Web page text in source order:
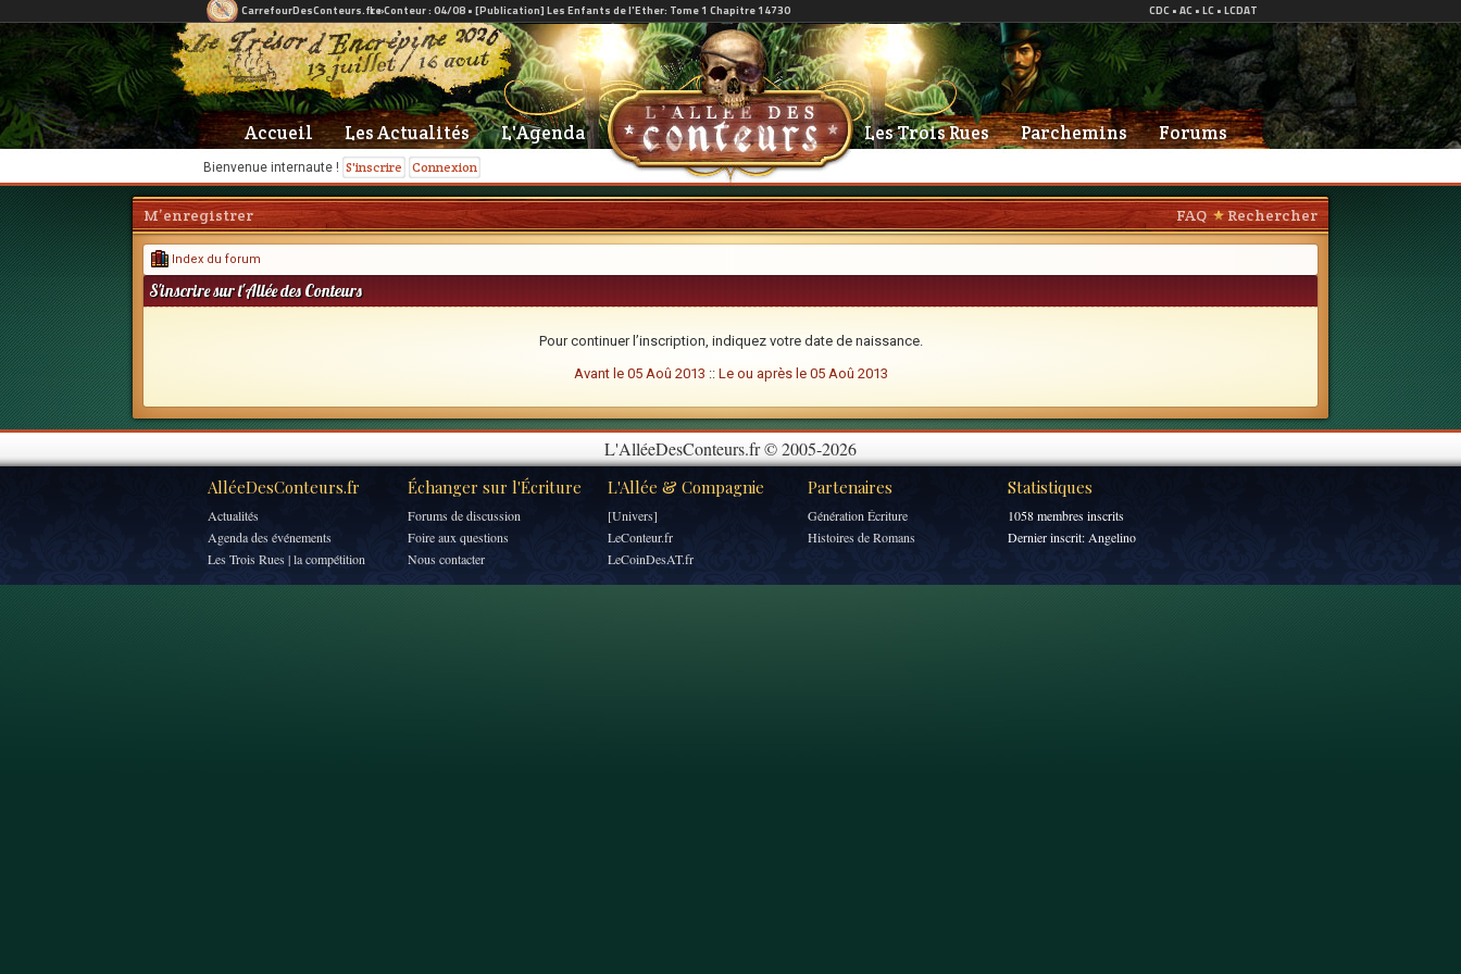
Bienvenue internaute ! S'inscrire Connexion
Accueil Les Actualités L'Agenda Les Trois Rues Parchemins Forums
FAQ Rechercher
M’enregistrer
Index du forum
S'inscrire sur l'Allée des Conteurs
Pour continuer l’inscription, indiquez votre date de naissance.
Avant le 05 Aoû 2013 :: Le ou après le 05 Aoû 2013
L'AlléeDesConteurs.fr © 2005-2026
AlléeDesConteurs.fr Échanger sur l'Écriture L'Allée & Compagnie Partenaires Statistiques
Actualités
Agenda des événements
Les Trois Rues | la compétition
Forums de discussion
Foire aux questions
Nous contacter
[Univers]
LeConteur.fr
LeCoinDesAT.fr
Génération Écriture
Histoires de Romans
1058 membres inscrits
Dernier inscrit: Angelino